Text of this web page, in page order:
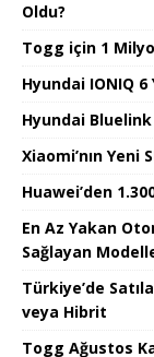
Oldu?
Togg için 1
Hyundai IONIQ
Hyundai
Xiaomi’nın Yeni
Huawei’den
En Az Yakan
Sağlayan
Türkiye’de
veya Hibrit
Togg Ağustos